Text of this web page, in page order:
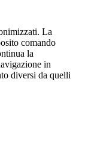
La
comando
la
in
diversi da quelli